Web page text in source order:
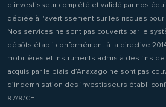
d'investisseur complété et validé par nos
dédiée à l'avertissement sur les risques pour
Nos services ne sont pas couverts par le
dépôts établi conformément à la directive
mobilières et instruments admis à des fins de
acquis par le biais d’Anaxago ne sont pas
d’indemnisation des investisseurs établi
97/9/CE.